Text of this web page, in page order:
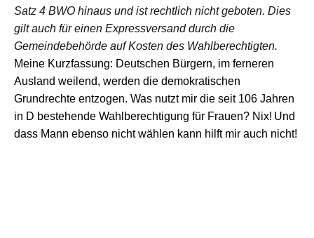
Satz 4 BWO hinaus und ist rechtlich nicht geboten. Dies
gilt auch für einen Expressversand durch die
Gemeindebehörde auf Kosten des Wahlberechtigten.
Meine Kurzfassung: Deutschen Bürgern, im ferneren
Ausland weilend, werden die demokratischen
Grundrechte entzogen. Was nutzt mir die seit 106 Jahren
in D bestehende Wahlberechtigung für Frauen? Nix! Und
dass Mann ebenso nicht wählen kann hilft mir auch nicht!